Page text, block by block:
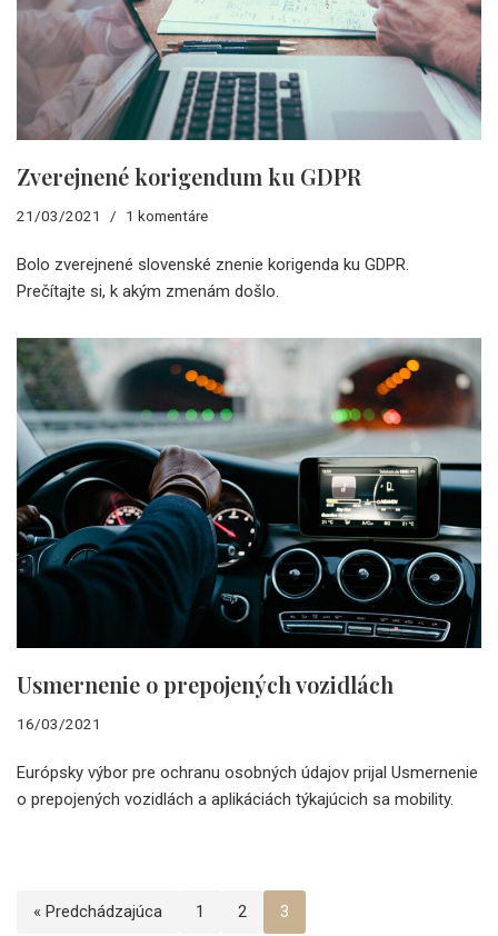
Zverejnené korigendum ku GDPR
21/03/2021 1 komentáre
Bolo zverejnené slovenské znenie korigenda ku GDPR.
Prečítajte si, k akým zmenám došlo.
Usmernenie o prepojených vozidlách
16/03/2021
Európsky výbor pre ochranu osobných údajov prijal Usmernenie
o prepojených vozidlách a aplikáciách týkajúcich sa mobility.
« Predchádzajúca 1 2 3